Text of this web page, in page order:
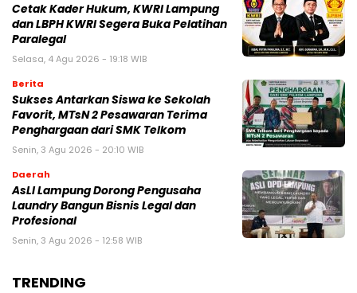
Cetak Kader Hukum, KWRI Lampung
dan LBPH KWRI Segera Buka Pelatihan
Paralegal
Selasa, 4 Agu 2026 - 19:18 WIB
Berita
Sukses Antarkan Siswa ke Sekolah
Favorit, MTsN 2 Pesawaran Terima
Penghargaan dari SMK Telkom
Senin, 3 Agu 2026 - 20:10 WIB
Daerah
AsLI Lampung Dorong Pengusaha
Laundry Bangun Bisnis Legal dan
Profesional
Senin, 3 Agu 2026 - 12:58 WIB
TRENDING